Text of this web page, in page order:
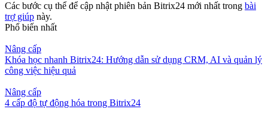
Các bước cụ thể để cập nhật phiên bản Bitrix24 mới nhất trong bài
trợ giúp này.
Phổ biến nhất
Nâng cấp
Khóa học nhanh Bitrix24: Hướng dẫn sử dụng CRM, AI và quản lý
công việc hiệu quả
Nâng cấp
4 cấp độ tự động hóa trong Bitrix24